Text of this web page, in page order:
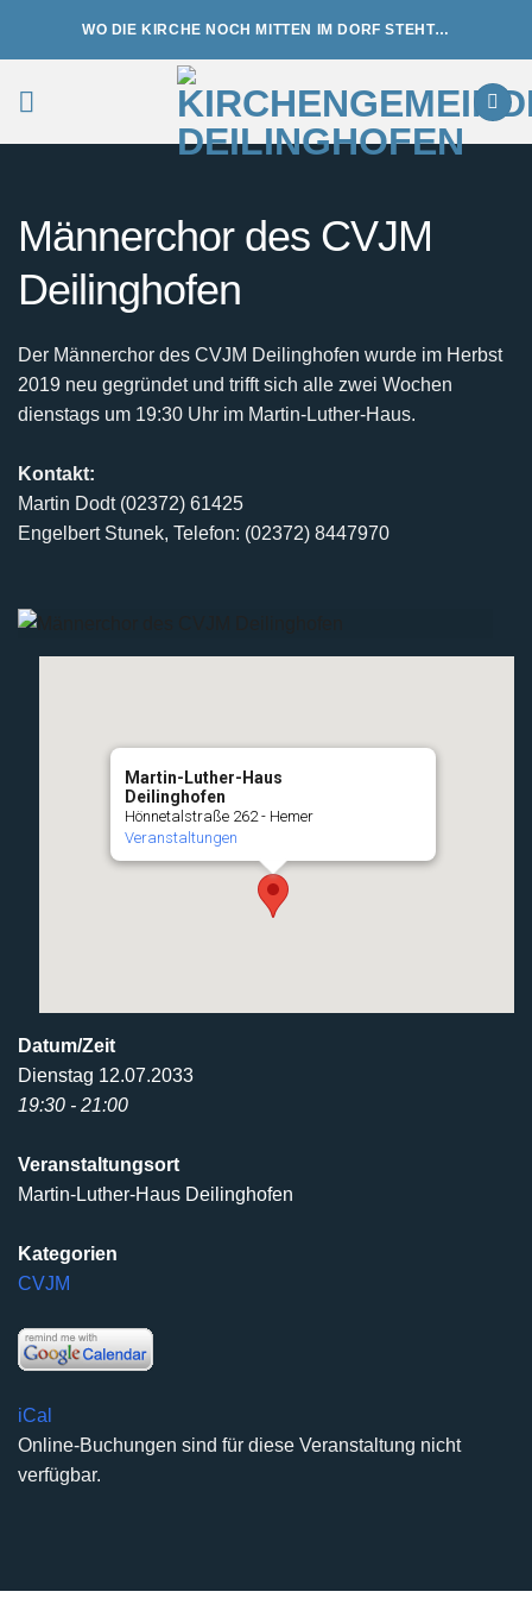
WO DIE KIRCHE NOCH MITTEN IM DORF STEHT…
Männerchor des CVJM
Deilinghofen
Der Männerchor des CVJM Deilinghofen wurde im Herbst
2019 neu gegründet und trifft sich alle zwei Wochen
dienstags um 19:30 Uhr im Martin-Luther-Haus.
Kontakt:
Martin Dodt (02372) 61425
Engelbert Stunek, Telefon: (02372) 8447970
Martin-Luther-Haus
Deilinghofen
Hönnetalstraße 262 - Hemer
Veranstaltungen
Datum/Zeit
Dienstag 12.07.2033
19:30 - 21:00
Veranstaltungsort
Martin-Luther-Haus Deilinghofen
Kategorien
CVJM
iCal
Online-Buchungen sind für diese Veranstaltung nicht
verfügbar.